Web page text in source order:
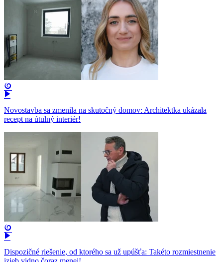
Novostavba sa zmenila na skutočný domov: Architektka ukázala
recept na útulný interiér!
Dispozičné riešenie, od ktorého sa už upúšťa: Takéto rozmiestnenie